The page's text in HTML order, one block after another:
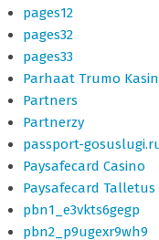
pages12
pages32
pages33
Parhaat Trumo
Partners
Partnerzy
passport-
Paysafecard Casino
Paysafecard Talletus
pbn1_e3vkts6gegp
pbn2_p9ugexr9wh9